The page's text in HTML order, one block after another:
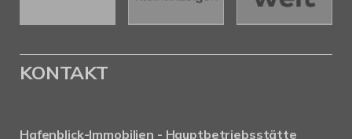
KONTAKT
Hafenblick-Immobilien - Hauptbetriebsstätte